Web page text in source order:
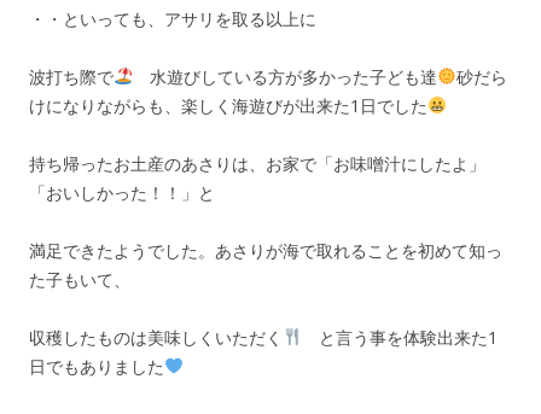
・・といっても、アサリを取る以上に
波打ち際で 水遊びしている方が多かった子ども達
砂だら
けになりながらも、楽しく海遊びが出来た1日でした
持ち帰ったお土産のあさりは、お家で「お味噌汁にしたよ」
「おいしかった！！」と
満足できたようでした。あさりが海で取れることを初めて知っ
た子もいて、
収穫したものは美味しくいただく
と言う事を体験出来た1
日でもありました